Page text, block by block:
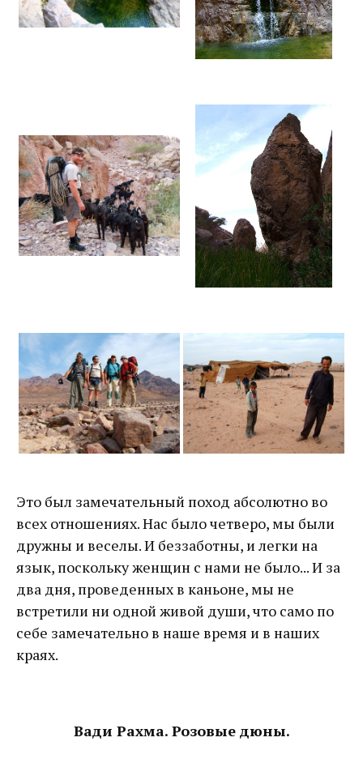
Это был замечательный поход абсолютно во
всех отношениях. Нас было четверо, мы были
дружны и веселы. И беззаботны, и легки на
язык, поскольку женщин с нами не было... И за
два дня, проведенных в каньоне, мы не
встретили ни одной живой души, что само по
себе замечательно в наше время и в наших
краях.
Вади Рахма. Розовые дюны.